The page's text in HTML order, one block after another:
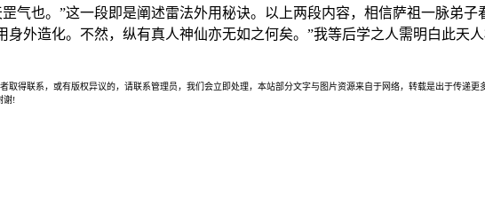
气也。”这一段即是阐述雷法外用秘诀。以上两段内容，相信萨祖一脉弟
外造化。不然，纵有真人神仙亦无如之何矣。”我等后学之人需明白此天
得联系，或有版权异议的，请联系管理员，我们会立即处理，本站部分文字与图片资源来自于网络，转载是出于传递
谢!